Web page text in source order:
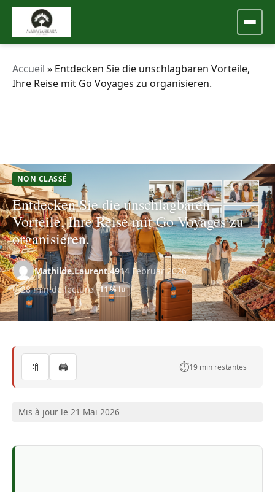
Accueil » Entdecken Sie die unschlagbaren Vorteile,
Ihre Reise mit Go Voyages zu organisieren.
NON CLASSÉ
Entdecken Sie die unschlagbaren
Vorteile, Ihre Reise mit Go Voyages zu
organisieren.
Mathilde.Laurent.4914 Februar 2026
28 min de lecture 11 % lu
🔖 🖨️ ⏱️19 min restantes
Mis à jour le 21 Mai 2026